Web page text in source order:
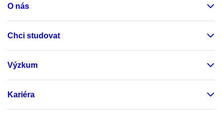
O nás
Chci studovat
Výzkum
Kariéra